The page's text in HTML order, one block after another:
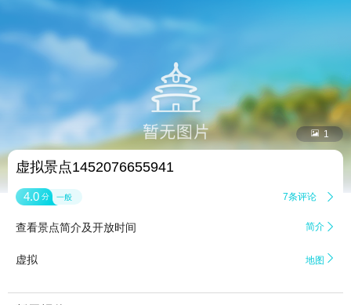
 1
虚拟景点1452076655941
4.0 分 一般 7条评论 
查看景点简介及开放时间 简介 
虚拟 地图 